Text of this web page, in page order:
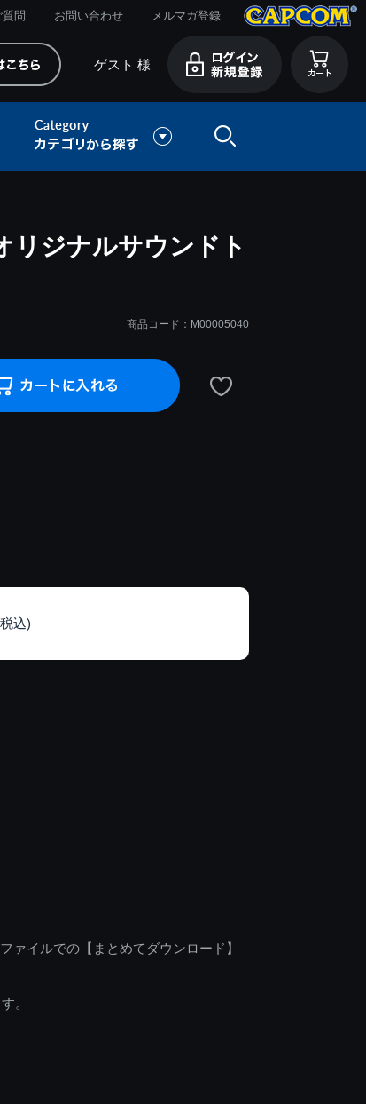
問 お問い合わせ メルマガ登録
ゲスト 様
リジナルサウンドト
商品コード：M00005040
込)
イルでの【まとめてダウンロード】
。